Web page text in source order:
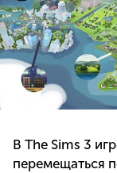
В The Sims 3
перемещаться